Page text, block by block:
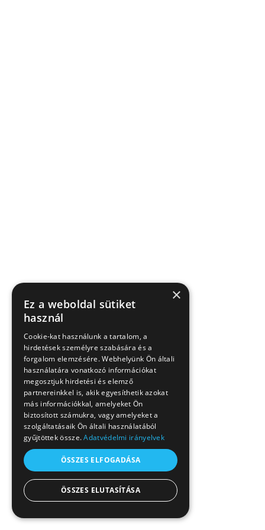
×
Ez a weboldal sütiket
használ
Cookie-kat használunk a tartalom, a
hirdetések személyre szabására és a
forgalom elemzésére. Webhelyünk Ön általi
használatára vonatkozó információkat
megosztjuk hirdetési és elemző
partnereinkkel is, akik egyesíthetik azokat
más információkkal, amelyeket Ön
biztosított számukra, vagy amelyeket a
szolgáltatásaik Ön általi használatából
gyűjtöttek össze.Adatvédelmi irányelvek
ÖSSZES ELFOGADÁSA
ÖSSZES ELUTASÍTÁSA